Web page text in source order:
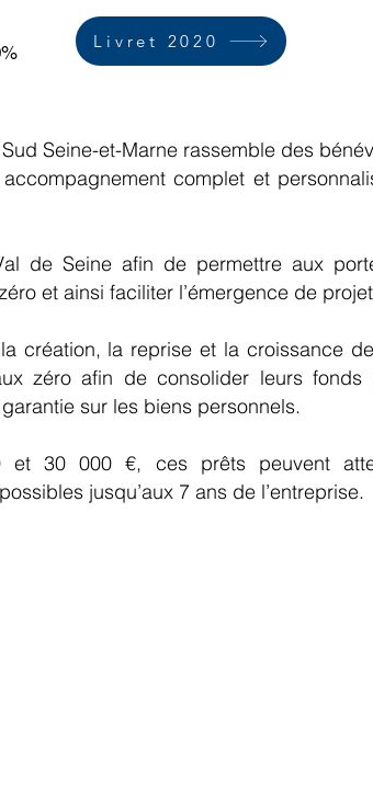
Livret 2020
Seine-et-Marne rassemble des
complet et
de Seine afin de permettre aux
et ainsi faciliter l’émergence de
création, la reprise et la croissance
zéro afin de consolider leurs
sur les biens personnels.
et 30 000 €, ces prêts peuvent
jusqu’aux 7 ans de l’entreprise.